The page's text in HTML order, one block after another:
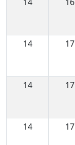
14
17
14
17
14
17